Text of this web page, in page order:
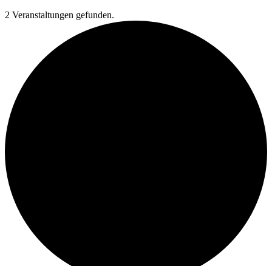
2 Veranstaltungen gefunden.